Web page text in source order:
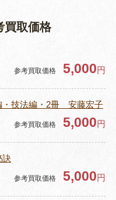
買取価格
参考買取価格 5,000円
・技法編・2冊 安藤宏子
参考買取価格 5,000円
訣
参考買取価格 5,000円